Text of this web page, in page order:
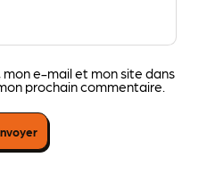
mon e-mail et mon site dans
prochain commentaire.